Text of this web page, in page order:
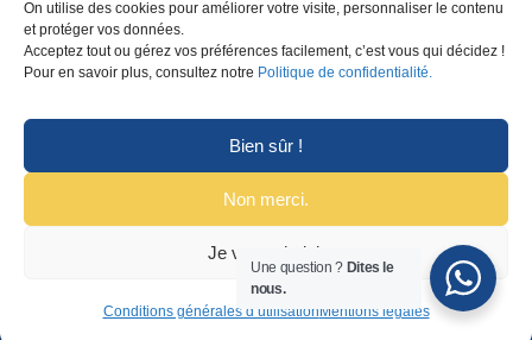
On utilise des cookies pour améliorer votre visite, personnaliser le contenu
et protéger vos données.
Acceptez tout ou gérez vos préférences facilement, c’est vous qui décidez !
Pour en savoir plus, consultez notre Politique de confidentialité.
Bien sûr !
Non merci.
Je veux choisir
Conditions générales d’utilisationMentions légales
Règlement intérieur
CGU
CGV
© Copyright 2025 Formalyon Conseil. Tous droits réservés.
Une question ? Dites le
nous.